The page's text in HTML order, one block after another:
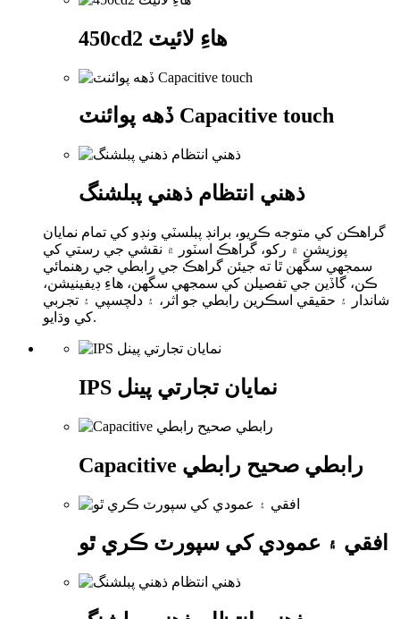
450cd2 هاءِ لائيٽ
ڏهه پوائنٽ Capacitive touch
ذھني انتظام ذھني پبلشنگ
گراهڪن کي متوجه ڪريو، برانڊ پبلسٽي ونڊو کي تمام نمايان
پوزيشن ۾ رکو، گراهڪ اسٽور ۾ نقشي جي رستي کي
سمجهي سگهن ٿا ته جيئن گراهڪ جي رابطي جي رهنمائي
ڪن، گاڏين جي تفصيلن کي سمجهي سگهن، هاءِ ڊيفينيشن،
شاندار ۽ حقيقي اسڪرين رابطي جو اثر، ۽ دلچسپي ۽ تجربي
کي وڌايو.
IPS نمايان تجارتي پينل
Capacitive رابطي صحيح رابطي
افقي ۽ عمودي کي سپورٽ ڪري ٿو